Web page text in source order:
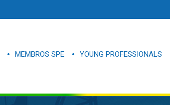
MEMBROS SPE YOUNG PROFESSIONALS